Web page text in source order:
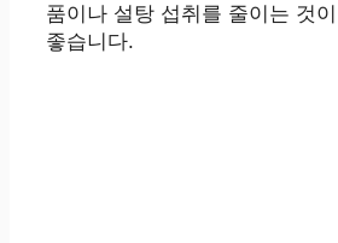
품이나 설탕 섭취를 줄이는 것이
좋습니다.